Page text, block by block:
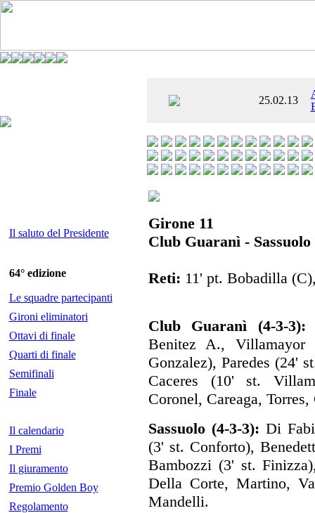
25.02.13
Il saluto del Presidente
64° edizione
Le squadre partecipanti
Gironi eliminatori
Ottavi di finale
Quarti di finale
Semifinali
Finale
Il calendario
I Premi
Il giuramento
Premio Golden Boy
Regolamento
Girone 11
Club Guaranì - Sassuolo
Reti: 11' pt. Bobadilla
Club Guaranì (4-3-3):
Benitez A.,
Gonzalez), Paredes (24'
Caceres (10' st.
Coronel, Careaga,
Sassuolo (4-3-3): Di
(3' st. Conforto),
Bambozzi (3' st.
Della Corte, Martino,
Mandelli.